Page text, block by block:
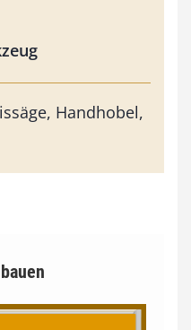
Handhobel,